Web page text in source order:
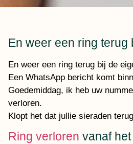
En weer een ring terug
En weer een ring terug bij de
Een WhatsApp bericht komt
Goedemiddag, ik heb uw
verloren.
Klopt het dat jullie sieraden
Ring verloren vanaf